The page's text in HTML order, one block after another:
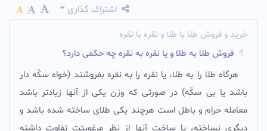
اشتراک گذاری
خريد و فروش طلا با طلا و نقره با نقره
فروش طلا به طلا و یا نقره به نقره چه حکمی دارد؟
هرگاه طلا را به طلا، يا نقره را به نقره بفروشند (خواه سكّه ‏دار
باشد يا بى ‏سكّه) در صورتى كه وزن يكى از آنها زيادتر باشد
معامله حرام و باطل است هرچند يكى طلاى ساخته شده باشد و
ديگرى نساخته، يا ساخت آنها از نظر مرغوبيّت تفاوت داشته